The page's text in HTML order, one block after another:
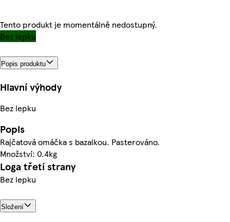
Tento produkt je momentálně nedostupný.
Bez lepku
Popis produktu
Hlavní výhody
Bez lepku
Popis
Rajčatová omáčka s bazalkou. Pasterováno.
Množství: 0.4kg
Loga třetí strany
Bez lepku
Složení